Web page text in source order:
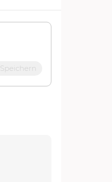
Speichern